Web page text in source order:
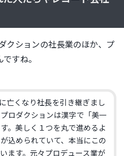
ションの社長業のほか、プ
すね。
亡くなり社長を引き継ぎまし
ロダクションは漢字で 「美一
。美しく１つを丸で進めるよ
込められていて、本当にこの
ます。元々プロデュース業が